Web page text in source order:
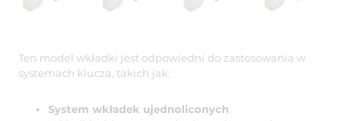
Ten model wkładki jest odpowiedni do zastosowania w
systemach klucza, takich jak:
System wkładek ujednoliconych